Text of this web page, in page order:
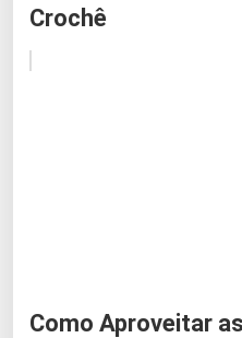
Crochê
Como Aproveitar